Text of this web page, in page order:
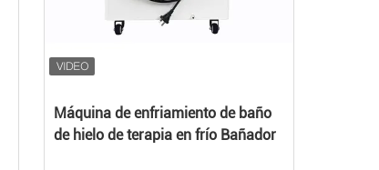
Máquina de enfriamiento de baño
de hielo de terapia en frío Bañador